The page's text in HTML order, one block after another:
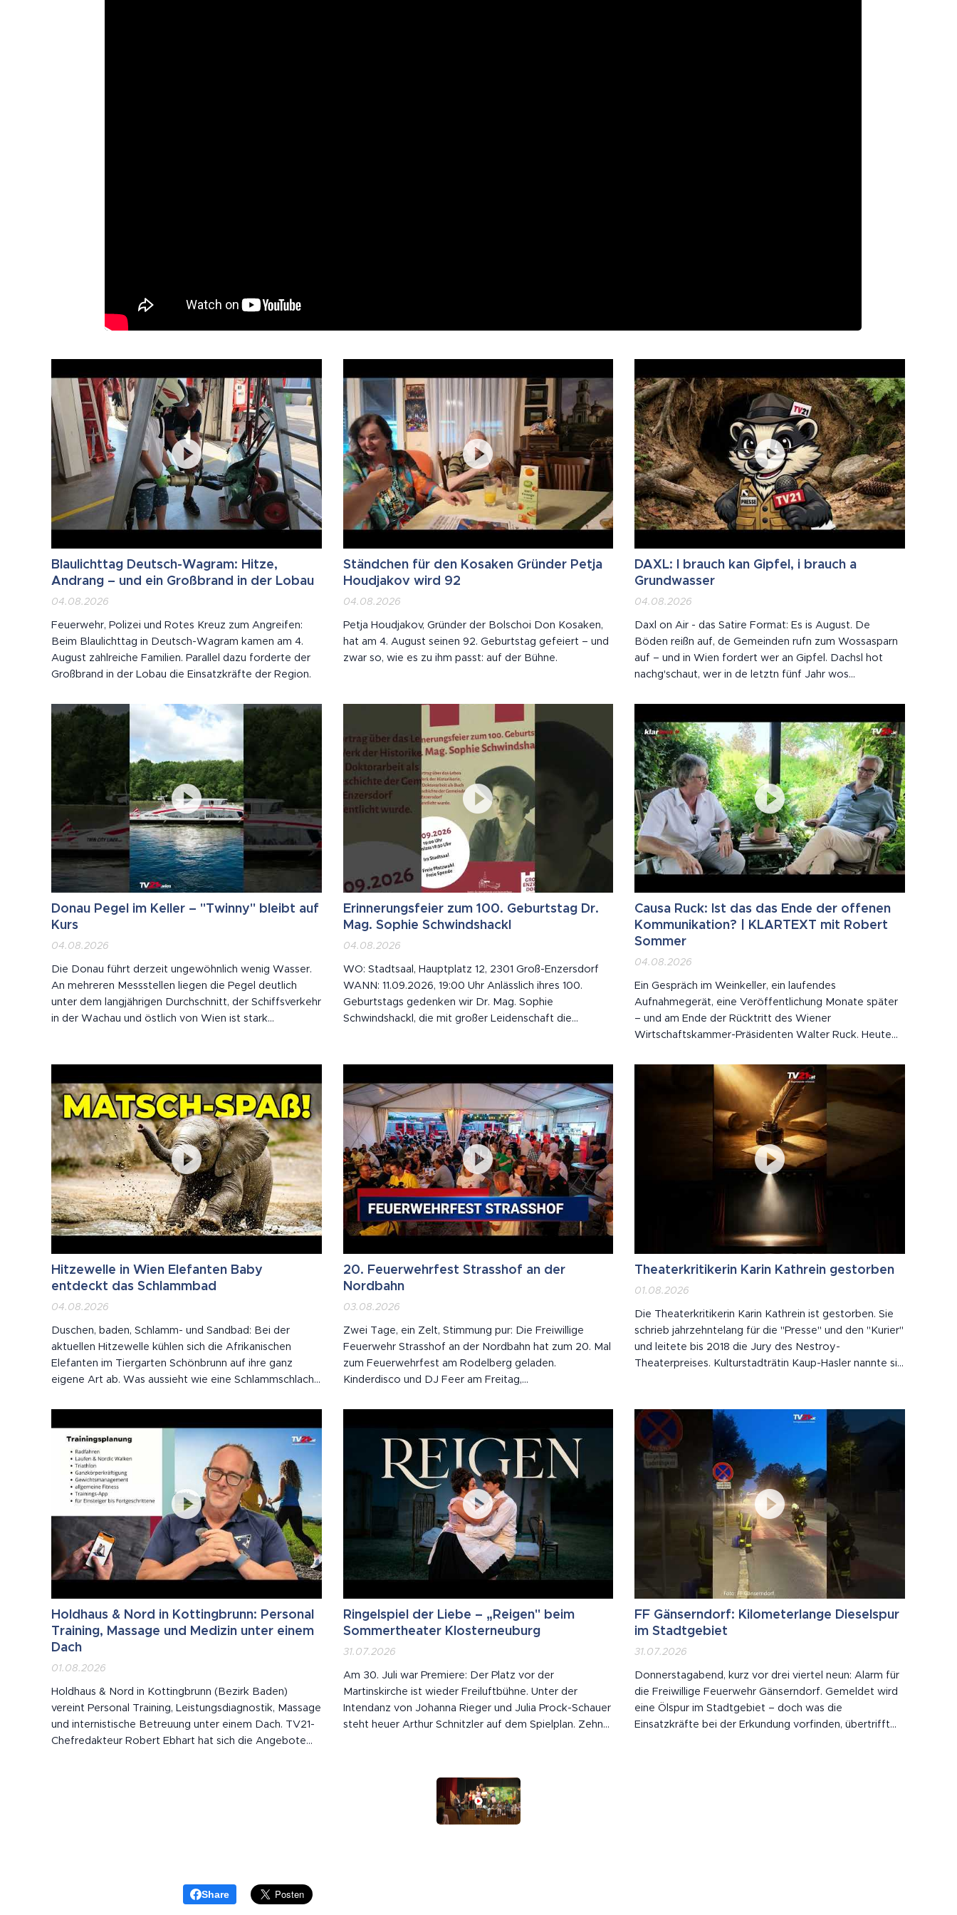
Blaulichttag Deutsch-Wagram: Hitze,
Andrang – und ein Großbrand in der Lobau
04.08.2026
Feuerwehr, Polizei und Rotes Kreuz zum Angreifen:
Beim Blaulichttag in Deutsch-Wagram kamen am 4.
August zahlreiche Familien. Parallel dazu forderte der
Großbrand in der Lobau die Einsatzkräfte der Region.
Ständchen für den Kosaken Gründer Petja
Houdjakov wird 92
04.08.2026
Petja Houdjakov, Gründer der Bolschoi Don Kosaken,
hat am 4. August seinen 92. Geburtstag gefeiert – und
zwar so, wie es zu ihm passt: auf der Bühne.
DAXL: I brauch kan Gipfel, i brauch a
Grundwasser
04.08.2026
Daxl on Air - das Satire Format: Es is August. De
Böden reißn auf, de Gemeinden rufn zum Wossasparn
auf – und in Wien fordert wer an Gipfel. Dachsl hot
nachg'schaut, wer in de letztn fünf Jahr wos
2020 ausg'laufn. Wie a Joghurt.
Donau Pegel im Keller – "Twinny" bleibt auf
Kurs
04.08.2026
Die Donau führt derzeit ungewöhnlich wenig Wasser.
An mehreren Messstellen liegen die Pegel deutlich
unter dem langjährigen Durchschnitt, der Schiffsverkehr
in der Wachau und östlich von Wien ist stark
Schnellkatamaran nur geringen Tiefgang. In 20...
Erinnerungsfeier zum 100. Geburtstag Dr.
Mag. Sophie Schwindshackl
04.08.2026
WO: Stadtsaal, Hauptplatz 12, 2301 Groß-Enzersdorf
WANN: 11.09.2026, 19:00 Uhr Anlässlich ihres 100.
Geburtstags gedenken wir Dr. Mag. Sophie
Schwindshackl, die mit großer Leidenschaft die
Heimatbuch schuf sie ein bleibendes Denkmal für
Essling und...
Causa Ruck: Ist das das Ende der offenen
Kommunikation? | KLARTEXT mit Robert
Sommer
04.08.2026
Ein Gespräch im Weinkeller, ein laufendes
Aufnahmegerät, eine Veröffentlichung Monate später
– und am Ende der Rücktritt des Wiener
Wirtschaftskammer-Präsidenten Walter Ruck. Heute
und Buchautor Robert Sommer. Wir sprechen über die
Fragen, die nach der Causa Ruck bleiben: ▪ Müssen
Hitzewelle in Wien Elefanten Baby
entdeckt das Schlammbad
04.08.2026
Duschen, baden, Schlamm- und Sandbad: Bei der
aktuellen Hitzewelle kühlen sich die Afrikanischen
Elefanten im Tiergarten Schönbrunn auf ihre ganz
eigene Art ab. Was aussieht wie eine Schlammschlacht,
empfindliche Haut vor Sonne und lästigen Insekten.
20. Feuerwehrfest Strasshof an der
Nordbahn
03.08.2026
Zwei Tage, ein Zelt, Stimmung pur: Die Freiwillige
Feuerwehr Strasshof an der Nordbahn hat zum 20. Mal
zum Feuerwehrfest am Rodelberg geladen.
Kinderdisco und DJ Feer am Freitag,
doppelter Bieranstich am Samstag – und ab neun
Vollgas mit den Grabenland Buam. Nicht einmal die
extremen Temperaturen konnten...
Theaterkritikerin Karin Kathrein gestorben
01.08.2026
Die Theaterkritikerin Karin Kathrein ist gestorben. Sie
schrieb jahrzehntelang für die "Presse" und den "Kurier"
und leitete bis 2018 die Jury des Nestroy-
Theaterpreises. Kulturstadträtin Kaup-Hasler nannte sie
Holdhaus & Nord in Kottingbrunn: Personal
Training, Massage und Medizin unter einem
Dach
01.08.2026
Holdhaus & Nord in Kottingbrunn (Bezirk Baden)
vereint Personal Training, Leistungsdiagnostik, Massage
und internistische Betreuung unter einem Dach. TV21-
Chefredakteur Robert Ebhart hat sich die Angebote
Ringelspiel der Liebe – „Reigen" beim
Sommertheater Klosterneuburg
31.07.2026
Am 30. Juli war Premiere: Der Platz vor der
Martinskirche ist wieder Freiluftbühne. Unter der
Intendanz von Johanna Rieger und Julia Prock-Schauer
steht heuer Arthur Schnitzler auf dem Spielplan. Zehn
FF Gänserndorf: Kilometerlange Dieselspur
im Stadtgebiet
31.07.2026
Donnerstagabend, kurz vor drei viertel neun: Alarm für
die Freiwillige Feuerwehr Gänserndorf. Gemeldet wird
eine Ölspur im Stadtgebiet – doch was die
Einsatzkräfte bei der Erkundung vorfinden, übertrifft
Share